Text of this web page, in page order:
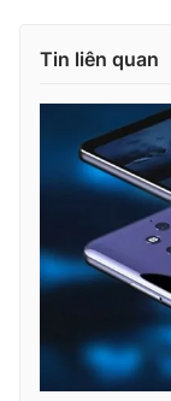
Tin liên quan